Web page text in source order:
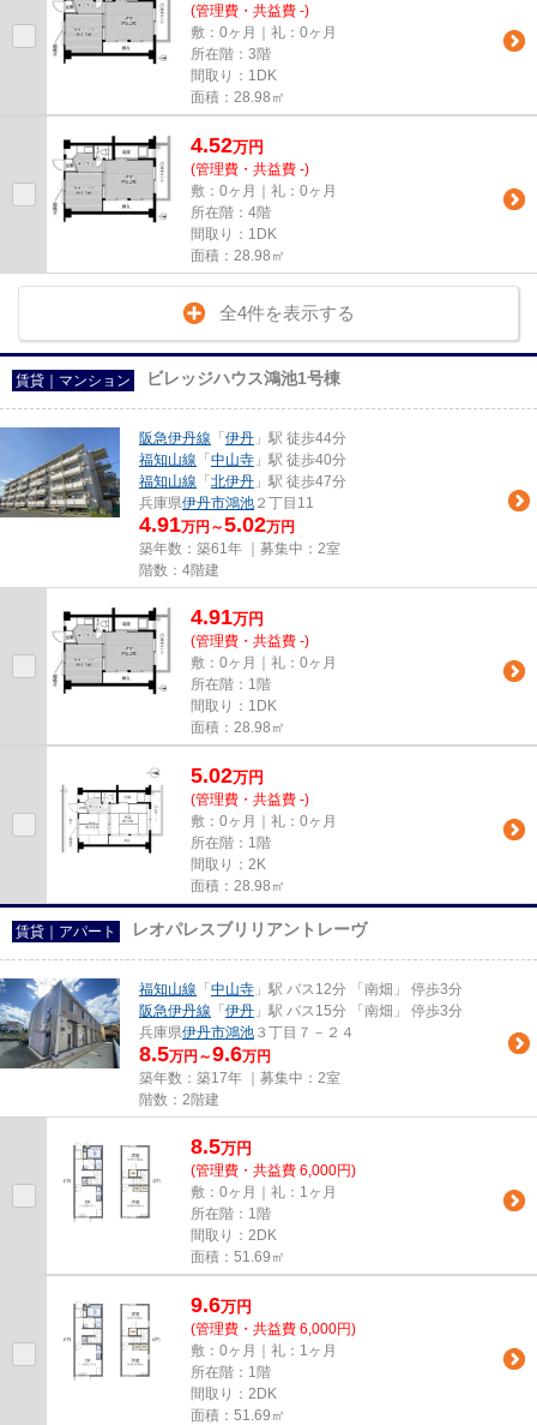
(管理費・共益費 -)
敷：0ヶ月｜礼：0ヶ月
所在階：3階
間取り：1DK
面積：28.98㎡
4.52万円
(管理費・共益費 -)
敷：0ヶ月｜礼：0ヶ月
所在階：4階
間取り：1DK
面積：28.98㎡
全4件を表示する
賃貸｜マンション ビレッジハウス鴻池1号棟
阪急伊丹線 「 伊丹 」駅 徒歩44分
福知山線 「 中山寺 」駅 徒歩40分
福知山線 「 北伊丹 」駅 徒歩47分
兵庫県伊丹市鴻池 ２丁目11
4.91万円～5.02万円
築年数：築61年 ｜募集中： 2室
階数：4階建
4.91万円
(管理費・共益費 -)
敷：0ヶ月｜礼：0ヶ月
所在階：1階
間取り：1DK
面積：28.98㎡
5.02万円
(管理費・共益費 -)
敷：0ヶ月｜礼：0ヶ月
所在階：1階
間取り：2K
面積：28.98㎡
賃貸｜アパート レオパレスブリリアントレーヴ
福知山線 「 中山寺 」駅 バス12分 「南畑」 停歩3分
阪急伊丹線 「 伊丹 」駅 バス15分 「南畑」 停歩3分
兵庫県伊丹市鴻池 ３丁目７－２４
8.5万円～9.6万円
築年数：築17年 ｜募集中： 2室
階数：2階建
8.5万円
(管理費・共益費 6,000円)
敷：0ヶ月｜礼：1ヶ月
所在階：1階
間取り：2DK
面積：51.69㎡
9.6万円
(管理費・共益費 6,000円)
敷：0ヶ月｜礼：1ヶ月
所在階：1階
間取り：2DK
面積：51.69㎡